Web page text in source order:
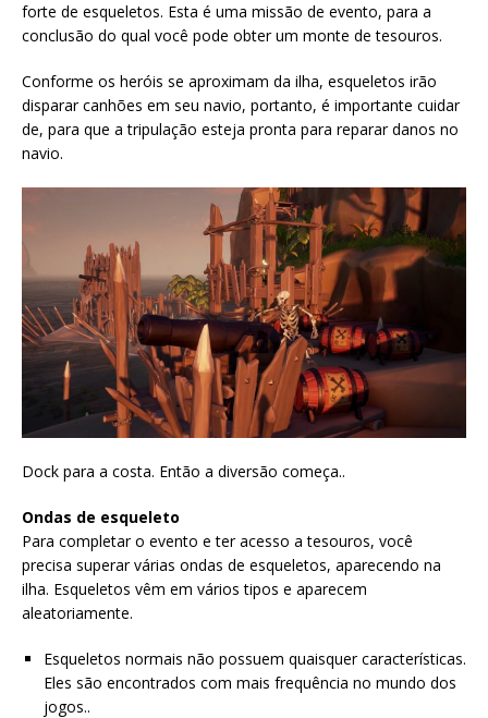
forte de esqueletos. Esta é uma missão de evento, para a
conclusão do qual você pode obter um monte de tesouros.
Conforme os heróis se aproximam da ilha, esqueletos irão
disparar canhões em seu navio, portanto, é importante cuidar
de, para que a tripulação esteja pronta para reparar danos no
navio.
Dock para a costa. Então a diversão começa..
Ondas de esqueleto
Para completar o evento e ter acesso a tesouros, você
precisa superar várias ondas de esqueletos, aparecendo na
ilha. Esqueletos vêm em vários tipos e aparecem
aleatoriamente.
Esqueletos normais não possuem quaisquer características.
Eles são encontrados com mais frequência no mundo dos
jogos..